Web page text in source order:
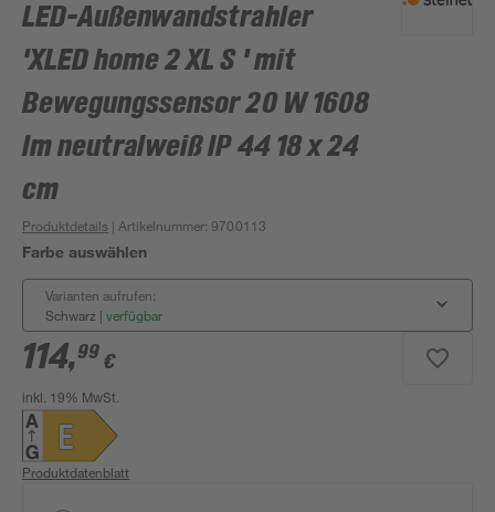
LED-Außenwandstrahler
'XLED home 2 XL S ' mit
Bewegungssensor 20 W 1608
lm neutralweiß IP 44 18 x 24
cm
Produktdetails | Artikelnummer:9700113
Farbe auswählen
Varianten aufrufen:
Schwarz | verfügbar
114,99 €
inkl. 19% MwSt.
Produktdatenblatt